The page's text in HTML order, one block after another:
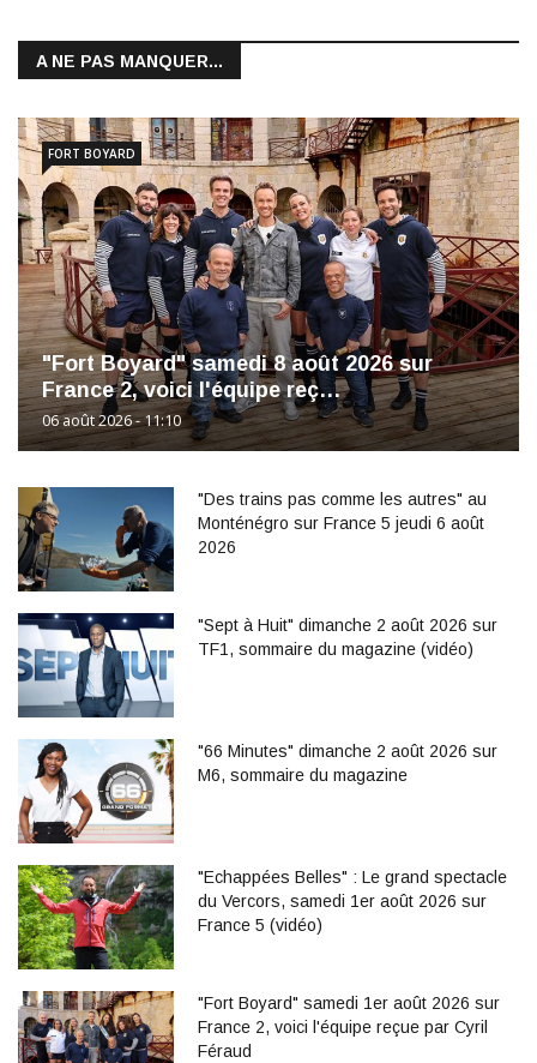
A NE PAS MANQUER...
"Fort Boyard" samedi 8 août 2026 sur
France 2, voici l'équipe reç…
06 août 2026 - 11:10
FORT BOYARD
"Des trains pas comme les autres" au
Monténégro sur France 5 jeudi 6 août
2026
"Sept à Huit" dimanche 2 août 2026 sur
TF1, sommaire du magazine (vidéo)
"66 Minutes" dimanche 2 août 2026 sur
M6, sommaire du magazine
"Echappées Belles" : Le grand spectacle
du Vercors, samedi 1er août 2026 sur
France 5 (vidéo)
"Fort Boyard" samedi 1er août 2026 sur
France 2, voici l'équipe reçue par Cyril
Féraud